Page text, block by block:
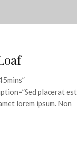
placerat est
lorem ipsum. Non